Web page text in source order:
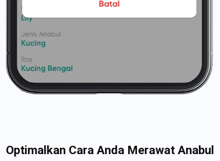
Optimalkan Cara Anda Merawat Anabul